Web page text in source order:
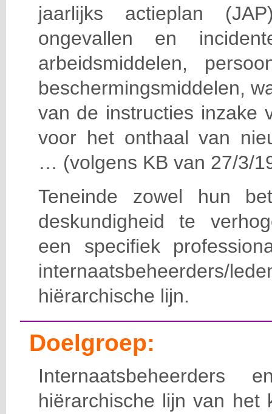
jaarlijks actieplan
ongevallen en
arbeidsmiddelen,
beschermingsmiddelen,
van de instructies inzake
voor het onthaal van
… (volgens KB van 27/3/
Teneinde zowel hun
deskundigheid te
een specifiek
hiërarchische lijn.
Doelgroep:
hiërarchische lijn van het